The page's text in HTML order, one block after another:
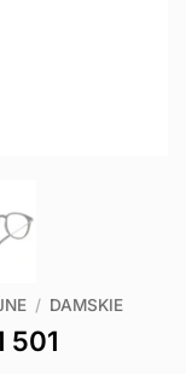
/ DAMSKIE
501